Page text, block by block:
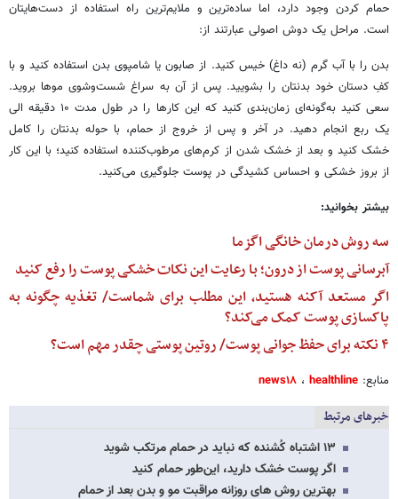
حمام کردن وجود دارد، اما ساده‌ترین و ملایم‌ترین راه استفاده از دست‌هایتان
است. مراحل یک دوش اصولی عبارتند از:
بدن را با آب گرم (نه داغ) خیس کنید. از صابون یا شامپوی بدن استفاده کنید و با
کفِ دستان خود بدنتان را بشویید. پس از آن به سراغ شست‌وشوی موها بروید.
سعی کنید به‌گونه‌ای زمان‌بندی کنید که این کارها را در طول مدت ۱۰ دقیقه الی
یک ربع انجام دهید. در آخر و پس از خروج از حمام، با حوله بدنتان را کامل
خشک کنید و بعد از خشک شدن از کرم‌های مرطوب‌کننده استفاده کنید؛ با این کار
از بروز خشکی و احساس کشیدگی در پوست جلوگیری می‌کنید.
بیشتر بخوانید:
سه روش درمان خانگی اگزما
آبرسانی پوست از درون؛ با رعایت این نکات خشکی پوست را رفع کنید
اگر مستعد آکنه هستید، این مطلب برای شماست/ تغذیه چگونه به
پاکسازی پوست کمک می‌کند؟
۴ نکته برای حفظ جوانی پوست/ روتین پوستی چقدر مهم است؟
منابع: news۱۸ ، healthline
خبرهای مرتبط
۱۳ اشتباه کُشنده که نباید در حمام مرتکب شوید
اگر پوست خشک دارید، این‌طور حمام کنید
بهترین روش های روزانه مراقبت مو و بدن بعد از حمام